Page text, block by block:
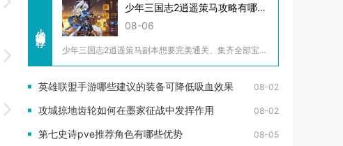
少年三国志2逍遥策马攻略有哪些技巧
08-06
少年三国志2逍遥策马副本想要完美通关、集齐全部宝箱与专属宝物...
英雄联盟手游哪些建议的装备可降低吸血效果 08-02
攻城掠地齿轮如何在墨家征战中发挥作用 08-02
第七史诗pve推荐角色有哪些优势 08-05